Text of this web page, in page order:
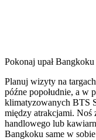
Pokonaj upał Bangkoku
Planuj wizyty na
późne popołudnie, a w
klimatyzowanych BTS
między atrakcjami. Noś
handlowego lub
Bangkoku same w